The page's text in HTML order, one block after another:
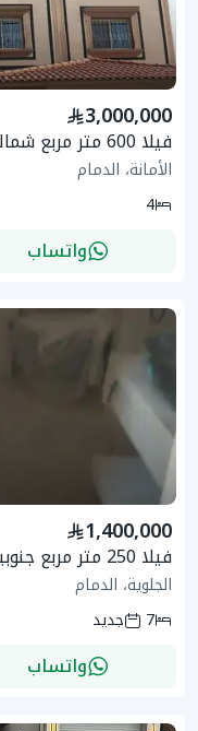
3,000,000
فيلا 600 متر مربع شمالية على شارع 24م
الأمانة، الدمام
4
واتساب
1,400,000
فيلا 250 متر مربع جنوبية على شارع 15م
الجلوية، الدمام
7
جديد
واتساب